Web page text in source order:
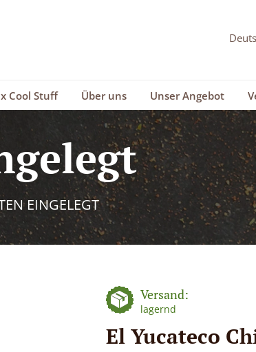
Cool Stuff Über uns Unser Angebot
EINGELEGT
Versand:
lagernd
El Yucateco